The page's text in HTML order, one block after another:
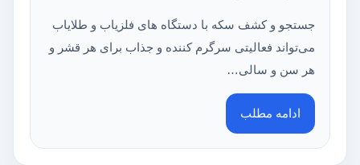
جستجو و کشف سکه با دستگاه های فلزیاب و طلایاب
می‌تواند فعالیتی سرگرم کننده و جذاب برای هر قشر و
هر سن و سالی…
ادامه مطلب